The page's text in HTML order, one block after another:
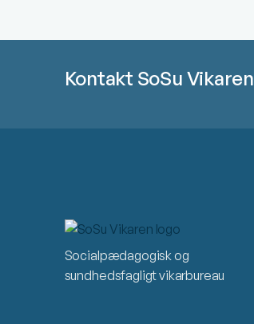
Kontakt SoSu Vikaren
Socialpædagogisk og
sundhedsfagligt vikarbureau